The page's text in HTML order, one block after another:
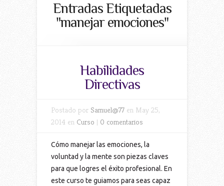
Entradas Etiquetadas
"manejar emociones"
Habilidades
Directivas
Postado por Samuel@77 en May 25,
2014 en Curso | 0 comentarios
Cómo manejar las emociones, la
voluntad y la mente son piezas claves
para que logres el éxito profesional. En
este curso te guiamos para seas capaz